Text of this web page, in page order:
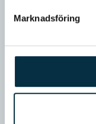
Marknadsföring